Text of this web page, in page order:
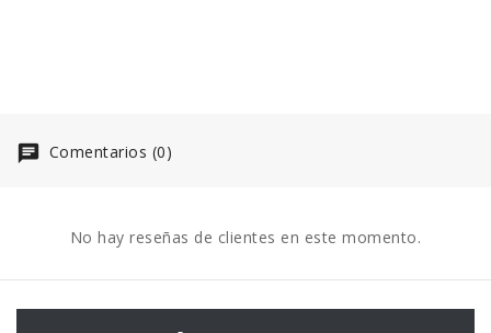
Comentarios (0)
No hay reseñas de clientes en este momento.